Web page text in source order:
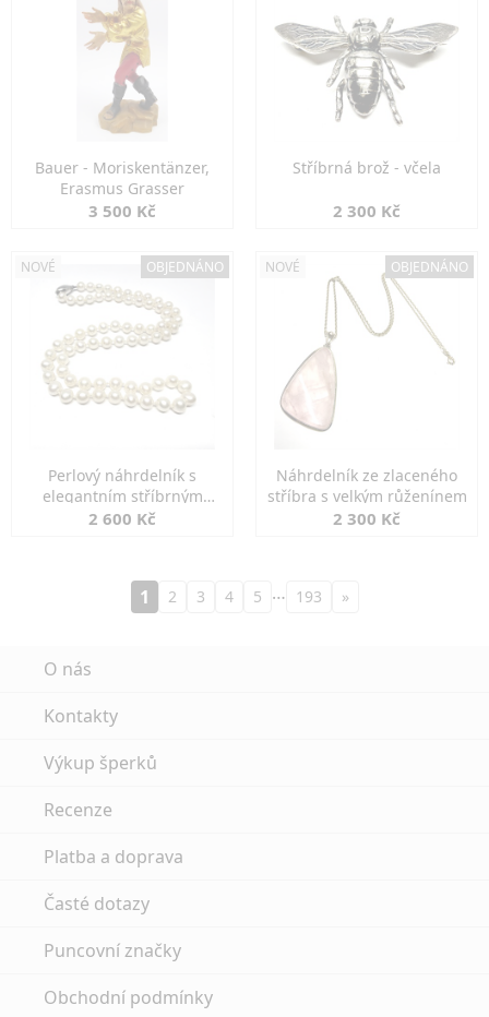
Bauer - Moriskentänzer,
Erasmus Grasser
3 500 Kč
Stříbrná brož - včela
2 300 Kč
NOVÉ OBJEDNÁNO
Perlový náhrdelník s
elegantním stříbrným
zapínáním
2 600 Kč
NOVÉ OBJEDNÁNO
Náhrdelník ze zlaceného
stříbra s velkým růženínem
2 300 Kč
1 2 3 4 5 … 193 »
O nás
Kontakty
Výkup šperků
Recenze
Platba a doprava
Časté dotazy
Puncovní značky
Obchodní podmínky